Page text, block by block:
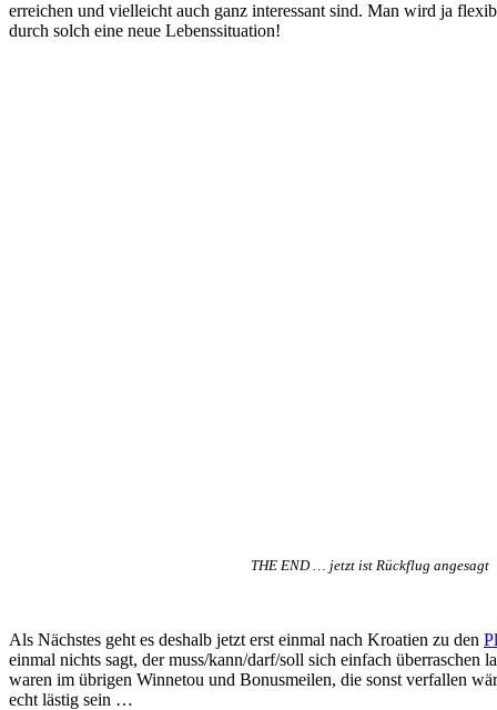
erreichen und vielleicht auch ganz interessant sind. Man wird ja
durch solch eine neue Lebenssituation!
THE END … jetzt ist Rückflug angesagt
Als Nächstes geht es deshalb jetzt erst einmal nach Kroatien zu den
einmal nichts sagt, der muss/kann/darf/soll sich einfach überraschen
waren im übrigen Winnetou und Bonusmeilen, die sonst verfallen
echt lästig sein …